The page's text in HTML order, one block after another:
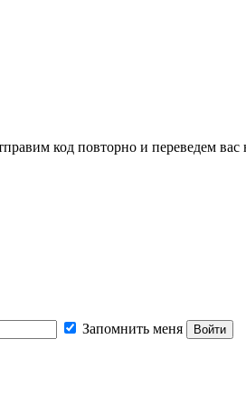
код повторно и переведем вас
Запомнить меня Войти